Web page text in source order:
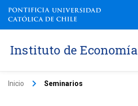
Instituto de Economía
Inicio keyboard_arrow_right Seminarios